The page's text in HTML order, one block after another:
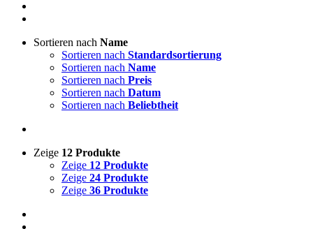
Sortieren nach Name
Sortieren nach Standardsortierung
Sortieren nach Name
Sortieren nach Preis
Sortieren nach Datum
Sortieren nach Beliebtheit
Zeige 12 Produkte
Zeige 12 Produkte
Zeige 24 Produkte
Zeige 36 Produkte